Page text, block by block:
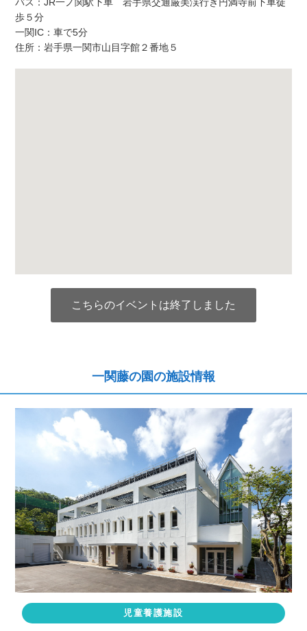
歩５分
一関IC：車で5分
住所：岩手県一関市山目字館２番地５
こちらのイベントは終了しました
一関藤の園の施設情報
児童養護施設